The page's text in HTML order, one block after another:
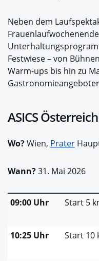
Neben dem
Festwiese – von
Warm-ups bis hin zu
ASICS
Wo?Wien, Prater
Wann?31. Mai 2026
09:00 Uhr Start 5
10:25 Uhr Start 10